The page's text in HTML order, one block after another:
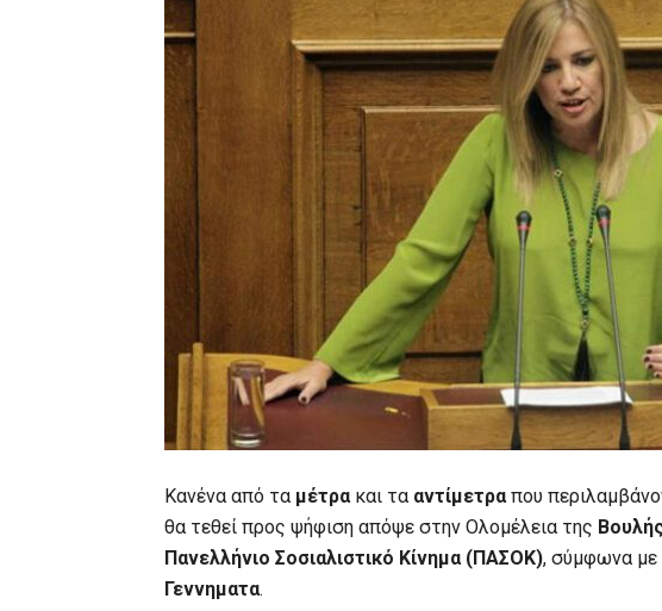
Kανένα από τα μέτρακαι τα αντίμετραπου
θα τεθεί προς ψήφιση απόψε στην Ολομέλεια της
Πανελλήνιο Σοσιαλιστικό Κίνημα (ΠΑΣΟΚ), σύμφωνα με
Γεννηματα.